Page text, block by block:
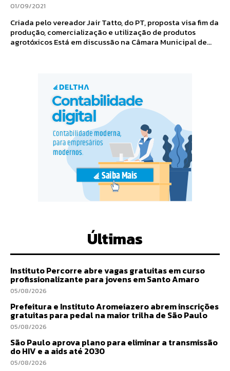
01/09/2021
Criada pelo vereador Jair Tatto, do PT, proposta visa fim da
produção, comercialização e utilização de produtos
agrotóxicos Está em discussão na Câmara Municipal de...
Últimas
Instituto Percorre abre vagas gratuitas em curso
profissionalizante para jovens em Santo Amaro
05/08/2026
Prefeitura e Instituto Aromeiazero abrem inscrições
gratuitas para pedal na maior trilha de São Paulo
05/08/2026
São Paulo aprova plano para eliminar a transmissão
do HIV e a aids até 2030
05/08/2026